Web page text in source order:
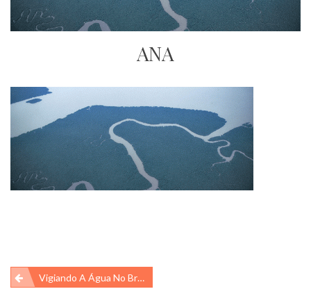
ANA
Navegação
Vigiando A Água No Brasil!